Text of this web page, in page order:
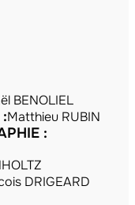
BENOLIEL
Matthieu RUBIN
:
DRIGEARD